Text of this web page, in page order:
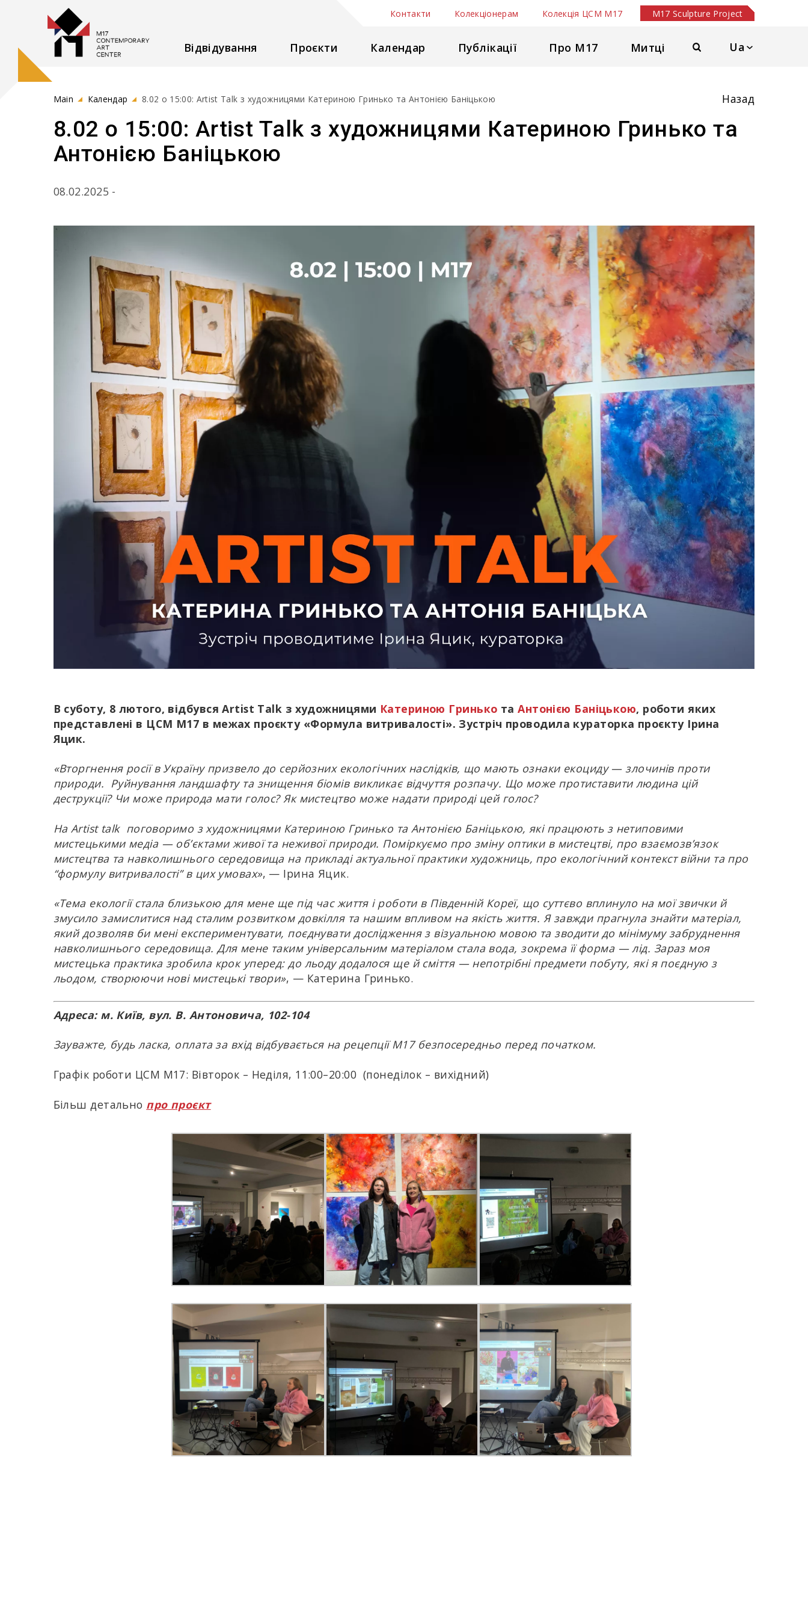
Ua
Відвідування Проєкти Календар Публікації Про М17 Митці
Контакти Колекціонерам Колекція ЦСМ М17 M17 Sculpture Project
Main Календар 8.02 о 15:00: Artist Talk з художницями Катериною Гринько та Антонією Баніцькою Назад
8.02 о 15:00: Artist Talk з художницями Катериною Гринько та
Антонією Баніцькою
08.02.2025 -
В суботу, 8 лютого, відбувся Artist Talk з художницями Катериною Гринько таАнтонією Баніцькою, роботи яких
представлені в ЦСМ М17 в межах проєкту «Формула витривалості». Зустріч проводила кураторка проєкту Ірина
Яцик.
«Вторгнення росії в Україну призвело до серйозних екологічних наслідків, що мають ознаки екоциду — злочинів проти
природи. Руйнування ландшафту та знищення біомів викликає відчуття розпачу. Що може протиставити людина цій
деструкції? Чи може природа мати голос? Як мистецтво може надати природі цей голос?
На Artist talk поговоримо з художницями Катериною Гринько та Антонією Баніцькою, які працюють з нетиповими
мистецькими медіа — об’єктами живої та неживої природи. Поміркуємо про зміну оптики в мистецтві, про взаємозв’язок
мистецтва та навколишнього середовища на прикладі актуальної практики художниць, про екологічний контекст війни та про
“формулу витривалості” в цих умовах», — Ірина Яцик.
«Тема екології стала близькою для мене ще під час життя і роботи в Південній Кореї, що суттєво вплинуло на мої звички й
змусило замислитися над сталим розвитком довкілля та нашим впливом на якість життя. Я завжди прагнула знайти матеріал,
який дозволяв би мені експериментувати, поєднувати дослідження з візуальною мовою та зводити до мінімуму забруднення
навколишнього середовища. Для мене таким універсальним матеріалом стала вода, зокрема її форма — лід. Зараз моя
мистецька практика зробила крок уперед: до льоду додалося ще й сміття — непотрібні предмети побуту, які я поєдную з
льодом, створюючи нові мистецькі твори», — Катерина Гринько.
Адреса: м. Київ, вул. В. Антоновича, 102-104
Зауважте, будь ласка, оплата за вхід відбувається на рецепції М17 безпосередньо перед початком.
Графік роботи ЦСМ М17: Вівторок – Неділя, 11:00–20:00 (понеділок – вихідний)
Більш детально про проєкт